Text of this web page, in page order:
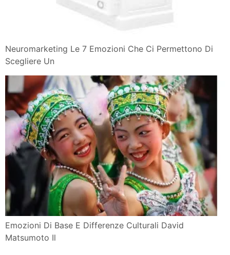
Neuromarketing Le 7 Emozioni Che Ci Permettono Di
Scegliere Un
Emozioni Di Base E Differenze Culturali David
Matsumoto Il